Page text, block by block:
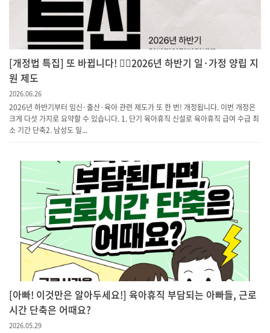
[개정법 특집] 또 바뀝니다! 💁‍♀️2026년 하반기 일·가정 양립 지
원 제도
2026.06.26
2026년 하반기부터 임신·출산·육아 관련 제도가 또 한 번! 개정됩니다. 이번 개정은
크게 다섯 가지로 요약할 수 있습니다. 1. 단기 육아휴직 신설로 육아휴직 급여 수급 최
소 기간 단축​2. 남성도 일...
[아빠! 이것만은 알아두세요!] 육아휴직 부담되는 아빠들, 근로
시간 단축은 어때요?
2026.05.29